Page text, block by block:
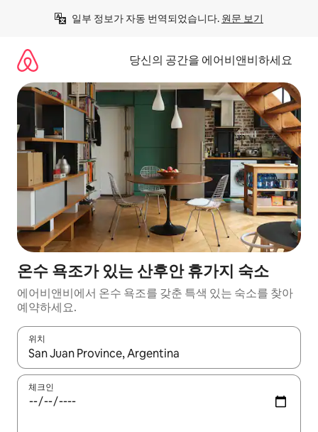
일부 정보가 자동 번역되었습니다. 원문 보기
당신의 공간을 에어비앤비하세요
온수 욕조가 있는 산후안 휴가지 숙소
에어비앤비에서 온수 욕조를 갖춘 특색 있는 숙소를 찾아
예약하세요.
위치
결과가 나오면 위·아래 화살표 키를 사용하거나 터치 또는 스와이
체크인